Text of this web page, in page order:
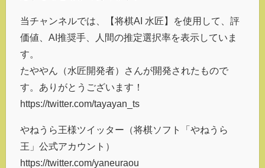
当チャンネルでは、【将棋AI 水匠】を使用して、評
価値、AI推奨手、人間の推定選択率を表示していま
す。
たややん（水匠開発者）さんが開発されたもので
す。ありがとうございます！
https://twitter.com/tayayan_ts
やねうら王様ツイッター（将棋ソフト「やねうら
王」公式アカウント）
https://twitter.com/yaneuraou